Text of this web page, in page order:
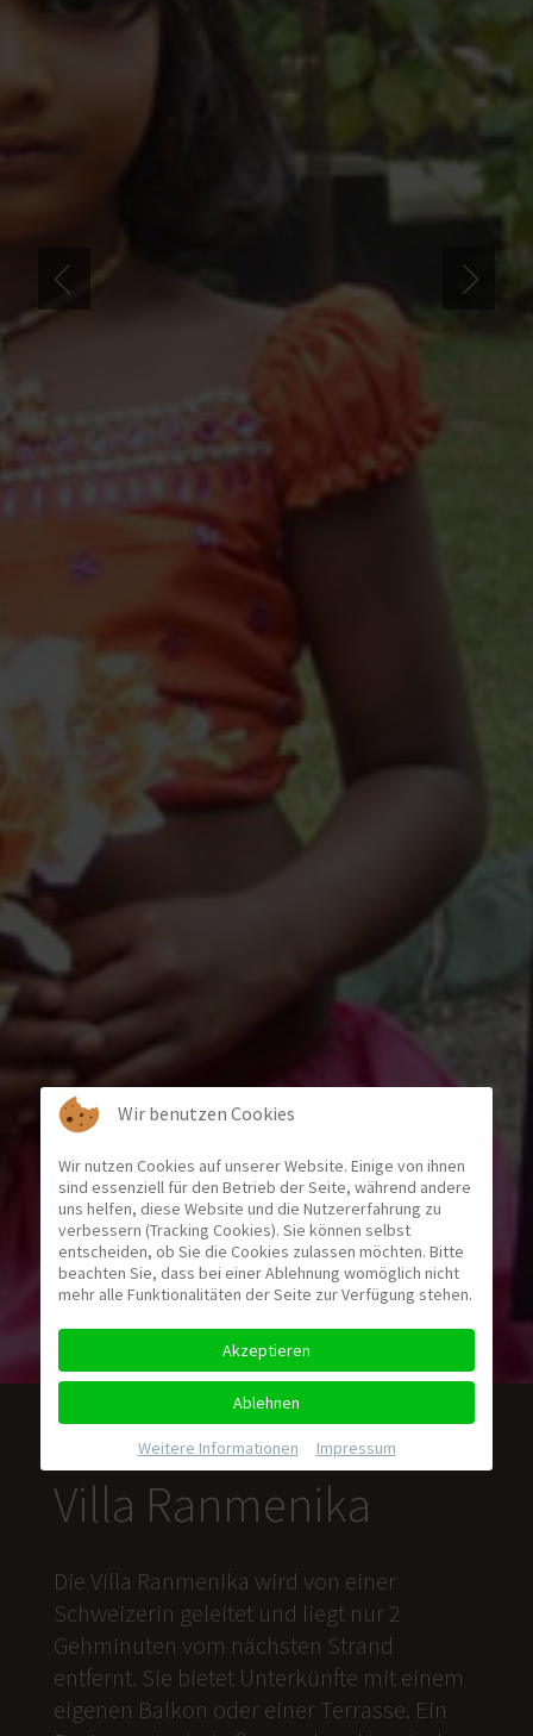
Villa Ranmenika
Die Villa Ranmenika wird von einer
Schweizerin geleitet und liegt nur 2
Gehminuten vom nächsten Strand
entfernt. Sie bietet Unterkünfte mit einem
eigenen Balkon oder einer Terrasse. Ein
Wir benutzen Cookies
Wir nutzen Cookies auf unserer Website. Einige von ihnen
sind essenziell für den Betrieb der Seite, während andere
uns helfen, diese Website und die Nutzererfahrung zu
verbessern (Tracking Cookies). Sie können selbst
entscheiden, ob Sie die Cookies zulassen möchten. Bitte
beachten Sie, dass bei einer Ablehnung womöglich nicht
mehr alle Funktionalitäten der Seite zur Verfügung stehen.
Akzeptieren
Ablehnen
Weitere Informationen Impressum